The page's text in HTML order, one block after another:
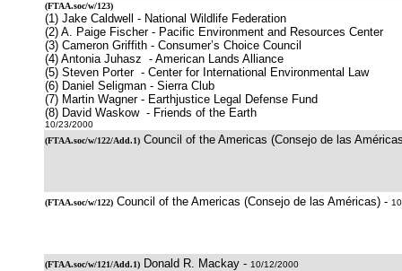
(FTAA.soc/w/123)
(1) Jake Caldwell - National Wildlife Federation
(2) A. Paige Fischer - Pacific Environment and Resources Center
(3) Cameron Griffith - Consumer’s Choice Council
(4) Antonia Juhasz - American Lands Alliance
(5) Steven Porter - Center for International Environmental Law
(6) Daniel Seligman - Sierra Club
(7) Martin Wagner - Earthjustice Legal Defense Fund
(8) David Waskow - Friends of the Earth
10/23/2000
(FTAA.soc/w/122/Add.1) Council of the Americas (Consejo de las
(FTAA.soc/w/122) Council of the Americas (Consejo de las Américas) -
(FTAA.soc/w/121/Add.1) Donald R. Mackay - 10/12/2000